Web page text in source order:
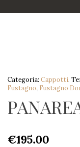
Categoria: Cappotti.
Fustagno, Fustagno
€195.00